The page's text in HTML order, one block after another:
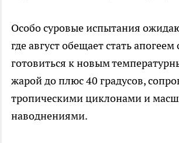
Особо суровые испытания
где август обещает стать
готовиться к новым
жарой до плюс 40 градусов,
тропическими циклонами и
наводнениями.